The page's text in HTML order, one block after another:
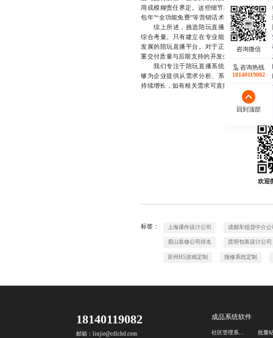
用或模糊责任界定。这些细节往往能在关键时
包年”“全功能免费”等营销话术迷惑，真正的高
综上所述，挑选陪玩直播系统开发公司并
综合考量。只有建立在专业能力与长期合作
发展的陪玩直播平台。对于正在寻找可靠合
重交付质量与后期支持的开发公司，才是通往
我们专注于陪玩直播系统开发公司领域多
够为企业提供从需求分析、系统设计、开发
持续增长，如有相关需求可直接联系，微信同号
欢迎
标签： 上海课件设计公司 成都车抵贷中介公
眉山装修公司排名 昆明包装设计公司
苏州H5游戏定制 报修系统定制
咨询热线
18140119082
回到顶部
18140119082
邮箱：liujie@cdlchd.com
成品系统软件
社区管理系统开发